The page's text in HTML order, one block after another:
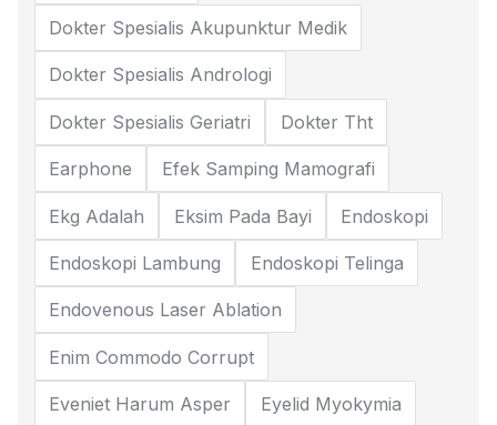
Dokter Spesialis Akupunktur Medik
Dokter Spesialis Andrologi
Dokter Spesialis Geriatri Dokter Tht
Earphone Efek Samping Mamografi
Ekg Adalah Eksim Pada Bayi Endoskopi
Endoskopi Lambung Endoskopi Telinga
Endovenous Laser Ablation
Enim Commodo Corrupt
Eveniet Harum Asper Eyelid Myokymia